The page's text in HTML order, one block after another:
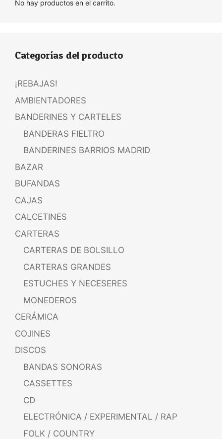
No hay productos en el carrito.
Categorías del producto
¡REBAJAS!
AMBIENTADORES
BANDERINES Y CARTELES
BANDERAS FIELTRO
BANDERINES BARRIOS MADRID
BAZAR
BUFANDAS
CAJAS
CALCETINES
CARTERAS
CARTERAS DE BOLSILLO
CARTERAS GRANDES
ESTUCHES Y NECESERES
MONEDEROS
CERÁMICA
COJINES
DISCOS
BANDAS SONORAS
CASSETTES
CD
ELECTRÓNICA / EXPERIMENTAL / RAP
FOLK / COUNTRY